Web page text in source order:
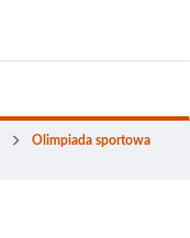
Olimpiada sportowa